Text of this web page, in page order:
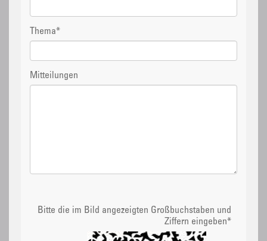
Thema*
Mitteilungen
Bitte die im Bild angezeigten Großbuchstaben und
Ziffern eingeben*